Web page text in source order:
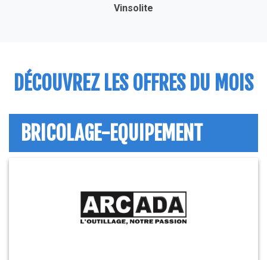
Vinsolite
DÉCOUVREZ LES OFFRES DU MOIS
BRICOLAGE-EQUIPEMENT